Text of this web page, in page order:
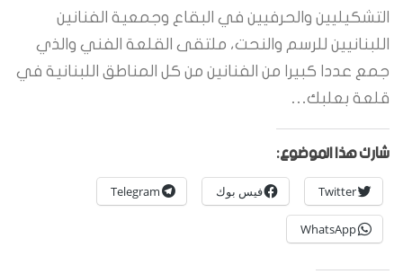
التشكيليين والحرفيين في البقاع وجمعية الفنانين
اللبنانيين للرسم والنحت، ملتقى القلعة الفني والذي
جمع عددا كبيرا من الفنانين من كل المناطق اللبنانية في
قلعة بعلبك…
شارك هذا الموضوع:
Twitter فيس بوك Telegram
WhatsApp